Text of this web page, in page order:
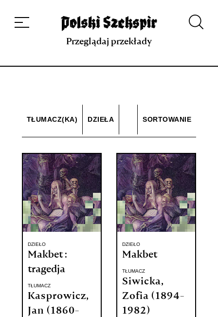
projekcie
Kontakt Indeks strony Aplikacja
Repozytorium XIX w.
Przeglądaj przekłady
TŁUMACZ(KA) DZIEŁA SORTOWANIE
DZIEŁO
Makbet :
tragedja
TŁUMACZ
Kasprowicz,
Jan (1860-
DZIEŁO
Makbet
TŁUMACZ
Siwicka,
Zofia (1894-
1982)